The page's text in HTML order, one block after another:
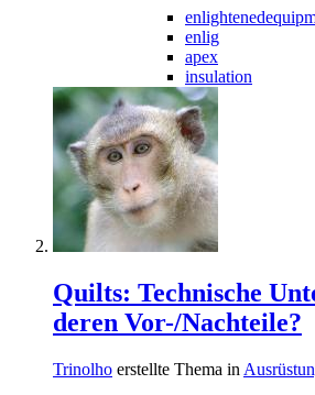
enlig
apex
insulation
Quilts: Technische
deren Vor-/Nachteile?
Trinolho erstellte Thema in